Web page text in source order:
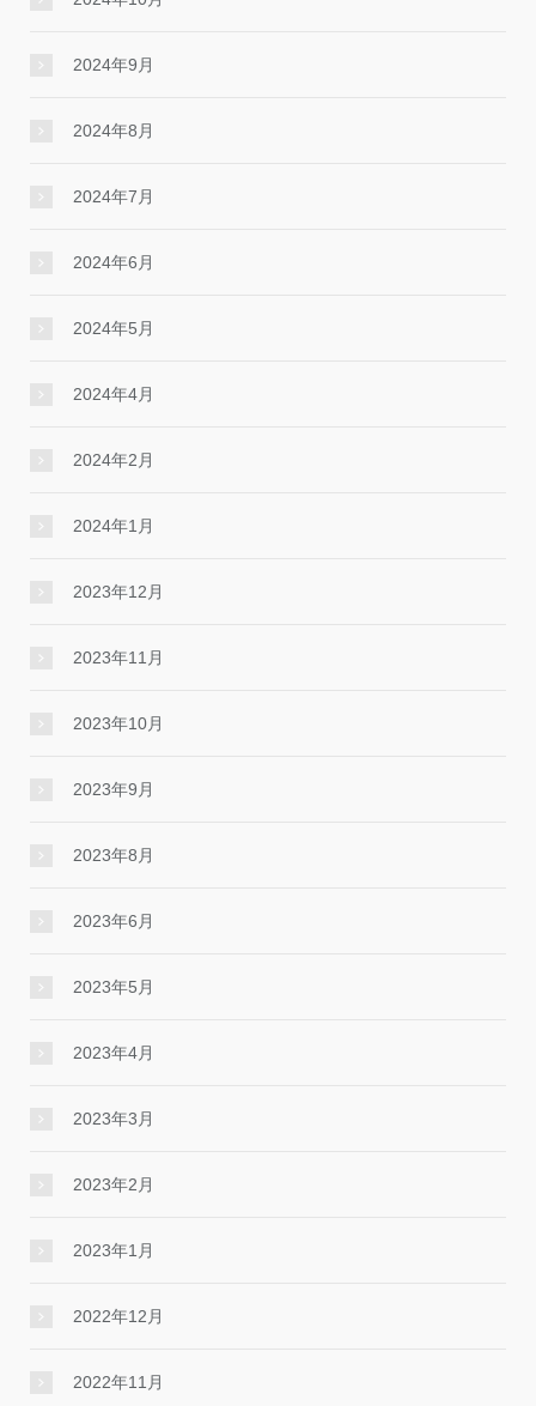
2024年9月
2024年8月
2024年7月
2024年6月
2024年5月
2024年4月
2024年2月
2024年1月
2023年12月
2023年11月
2023年10月
2023年9月
2023年8月
2023年6月
2023年5月
2023年4月
2023年3月
2023年2月
2023年1月
2022年12月
2022年11月